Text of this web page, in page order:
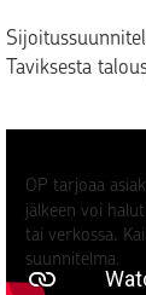
Taviksesta
OP tarjoaa
jälkeen voi
tai verkossa.
suunnitelma.